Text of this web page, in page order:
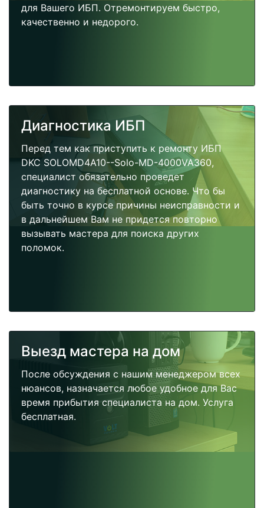
для Вашего ИБП. Отремонтируем быстро,
качественно и недорого.
Диагностика ИБП
Перед тем как приступить к ремонту ИБП
DKC SOLOMD4A10--Solo-MD-4000VA360,
специалист обязательно проведет
диагностику на бесплатной основе. Что бы
быть точно в курсе причины неисправности и
в дальнейшем Вам не придется повторно
вызывать мастера для поиска других
поломок.
Выезд мастера на дом
После обсуждения с нашим менеджером всех
нюансов, назначается любое удобное для Вас
время прибытия специалиста на дом. Услуга
бесплатная.